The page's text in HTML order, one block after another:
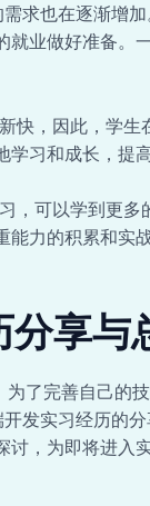
求也在逐渐增
业做好准备。
快，因此，学生
习和成长，提
，可以学到更
力的积累和实
享与
了完善自己的
发实习经历的
，为即将进入